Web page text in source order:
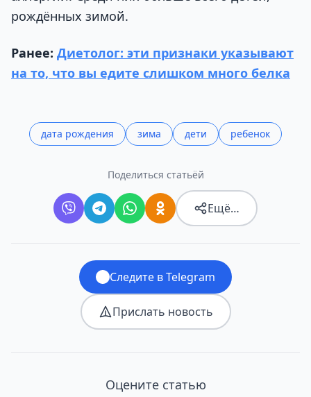
рождённых зимой.
Ранее: Диетолог: эти признаки указывают
на то, что вы едите слишком много белка
дата рождения зима дети ребенок
Поделиться статьёй
Ещё…
Следите в Telegram
Прислать новость
Оцените статью